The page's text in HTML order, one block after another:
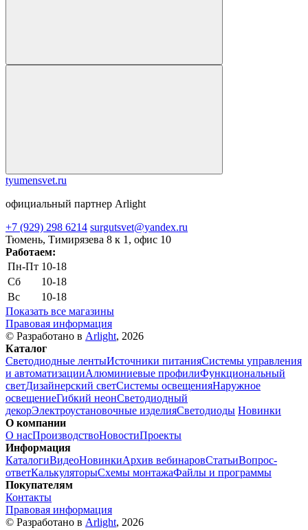
tyumensvet.ru
официальный партнер Arlight
+7 (929) 298 6214 surgutsvet@yandex.ru
Тюмень, Тимирязева 8 к 1, офис 10
Работаем:
Пн-Пт 10-18
Сб
10-18
Вс
10-18
Показать все магазины
Правовая информация
© Разработано в Arlight, 2026
Каталог
Светодиодные лентыИсточники питанияСистемы управления
и автоматизацииАлюминиевые профилиФункциональный
светДизайнерский светСистемы освещенияНаружное
освещениеГибкий неонСветодиодный
декорЭлектроустановочные изделияСветодиоды Новинки
О компании
О насПроизводствоНовостиПроекты
Информация
КаталогиВидеоНовинкиАрхив вебинаровСтатьиВопрос-
ответКалькуляторыСхемы монтажаФайлы и программы
Покупателям
Контакты
Правовая информация
© Разработано в Arlight, 2026